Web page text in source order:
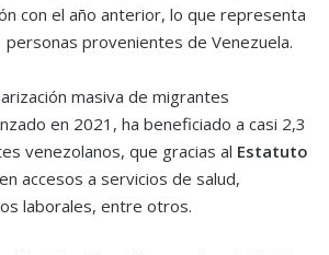
con el año anterior, lo que representa
provenientes de Venezuela.
masiva de migrantes
en 2021, ha beneficiado a casi 2,3
venezolanos, que gracias al Estatuto
accesos a servicios de salud,
laborales, entre otros.